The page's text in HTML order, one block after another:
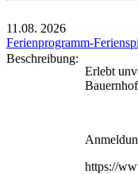
11.08. 2026
Ferienprogramm-
Beschreibung:
Erlebt
https://